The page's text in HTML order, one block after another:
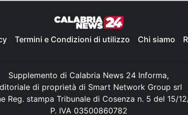
Termini e Condizioni di utilizzo Chi siamo
Supplemento di Calabria News 24 Informa,
di proprietà di Smart Network Group srl
Reg. stampa Tribunale di Cosenza n. 5 del 15/
P. IVA 03500860782